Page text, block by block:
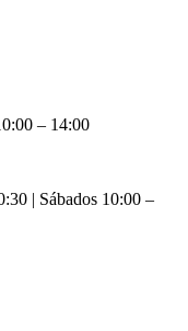
– 14:00
| Sábados 10:00 –